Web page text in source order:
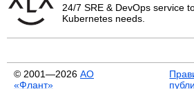
24/7 SRE & DevOps service
Kubernetes needs.
© 2001—2026 АО
«Флант»